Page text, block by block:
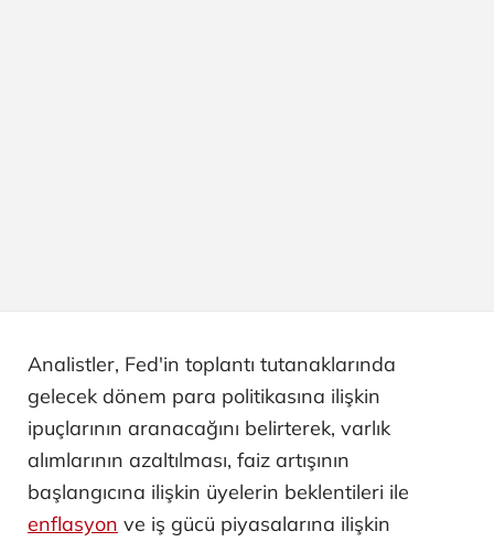
Analistler, Fed'in toplantı tutanaklarında
gelecek dönem para politikasına ilişkin
ipuçlarının aranacağını belirterek, varlık
alımlarının azaltılması, faiz artışının
başlangıcına ilişkin üyelerin beklentileri ile
enflasyon ve iş gücü piyasalarına ilişkin